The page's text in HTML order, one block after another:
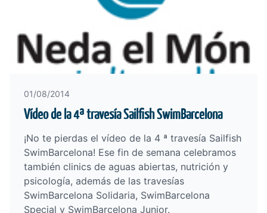
01/08/2014
Vídeo de la 4ª travesía Sailfish SwimBarcelona
¡No te pierdas el vídeo de la 4 ª travesía Sailfish
SwimBarcelona! Ese fin de semana celebramos
también clinics de aguas abiertas, nutrición y
psicología, además de las travesías
SwimBarcelona Solidaria, SwimBarcelona
Special y SwimBarcelona Junior.